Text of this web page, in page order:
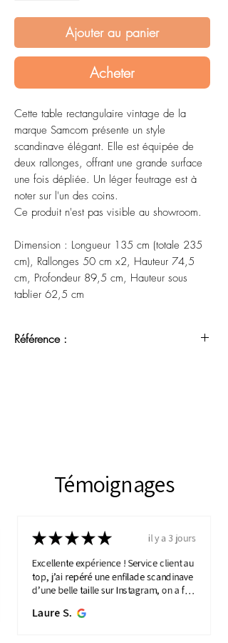
Témoignages
★★★★★
il y a 3 jours
Excellente expérience ! Service client au
top, j’ai repéré une enfilade scandinave
d’une belle taille sur Instagram, on a fait
plus...MONTRE PLUS
Laure S.
Ajouter au panier
Acheter
Cette table rectangulaire vintage de la
marque Samcom présente un style
scandinave élégant. Elle est équipée de
deux rallonges, offrant une grande surface
une fois dépliée. Un léger feutrage est à
noter sur l'un des coins.
Ce produit n'est pas visible au showroom.
Dimension : Longueur 135 cm (totale 235
cm), Rallonges 50 cm x2, Hauteur 74,5
cm, Profondeur 89,5 cm, Hauteur sous
tablier 62,5 cm
Référence :